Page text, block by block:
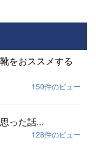
をおススメする
150件のビュー
った話...
128件のビュー